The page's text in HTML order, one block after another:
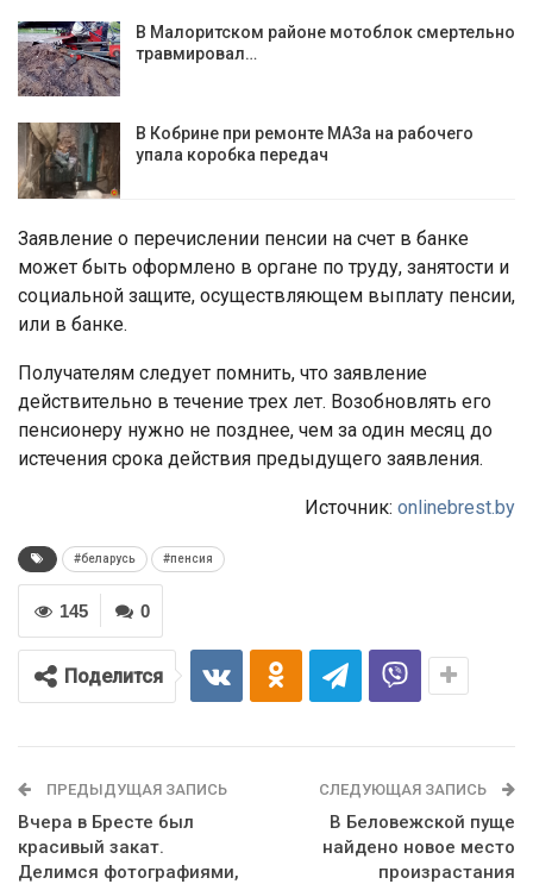
В Малоритском районе мотоблок смертельно
травмировал…
В Кобрине при ремонте МАЗа на рабочего
упала коробка передач
Заявление о перечислении пенсии на счет в банке
может быть оформлено в органе по труду, занятости и
социальной защите, осуществляющем выплату пенсии,
или в банке.
Получателям следует помнить, что заявление
действительно в течение трех лет. Возобновлять его
пенсионеру нужно не позднее, чем за один месяц до
истечения срока действия предыдущего заявления.
Источник: onlinebrest.by
#беларусь #пенсия
0
145
Поделится
ПРЕДЫДУЩАЯ ЗАПИСЬ
Вчера в Бресте был
красивый закат.
Делимся фотографиями,
СЛЕДУЮЩАЯ ЗАПИСЬ
В Беловежской пуще
найдено новое место
произрастания